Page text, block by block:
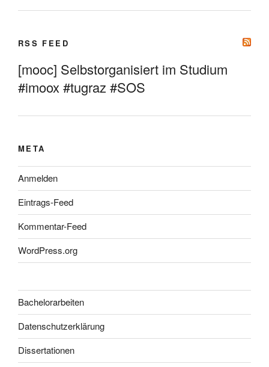
RSS FEED
[mooc] Selbstorganisiert im Studium
#imoox #tugraz #SOS
META
Anmelden
Eintrags-Feed
Kommentar-Feed
WordPress.org
Bachelorarbeiten
Datenschutzerklärung
Dissertationen